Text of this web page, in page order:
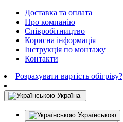
Доставка та оплата
Про компанію
Співробітництво
Корисна інформація
Інструкція по монтажу
Контакти
Розрахувати вартість обігріву?
Україна
Українською